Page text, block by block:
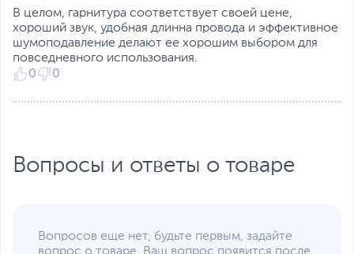
разработана таким
образом, чтобы
предотвратить головную
боль при длительном
мембрана создана из
Размеры упаковки (Ш х В
х Г)
21.4 х 26.2 х 12 см
Вес 0.35 кг
Вес с упаковкой
Заводские данные
производителя
производителем без отражения в каталоге интернет-магазина.
В целом, гарнитура соответствует своей цене,
хороший звук, удобная длинна провода и эффективное
шумоподавление делают ее хорошим выбором для
повседневного использования.
0
0
Вопросы и ответы о товаре
Вопросов еще нет, будьте первым, задайте